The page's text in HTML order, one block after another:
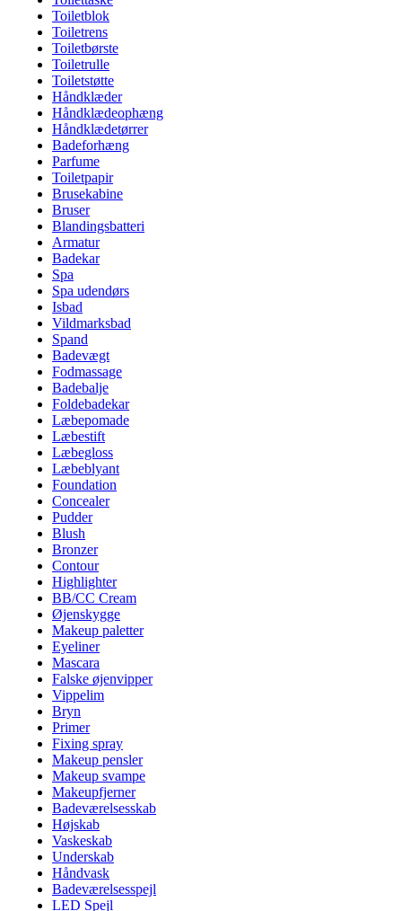
Toiletblok
Toiletrens
Toiletbørste
Toiletrulle
Toiletstøtte
Håndklæder
Håndklædeophæng
Håndklædetørrer
Badeforhæng
Parfume
Toiletpapir
Brusekabine
Bruser
Blandingsbatteri
Armatur
Badekar
Spa
Spa udendørs
Isbad
Vildmarksbad
Spand
Badevægt
Fodmassage
Badebalje
Foldebadekar
Læbepomade
Læbestift
Læbegloss
Læbeblyant
Foundation
Concealer
Pudder
Blush
Bronzer
Contour
Highlighter
BB/CC Cream
Øjenskygge
Makeup paletter
Eyeliner
Mascara
Falske øjenvipper
Vippelim
Bryn
Primer
Fixing spray
Makeup pensler
Makeup svampe
Makeupfjerner
Badeværelsesskab
Højskab
Vaskeskab
Underskab
Håndvask
Badeværelsesspejl
LED Spejl